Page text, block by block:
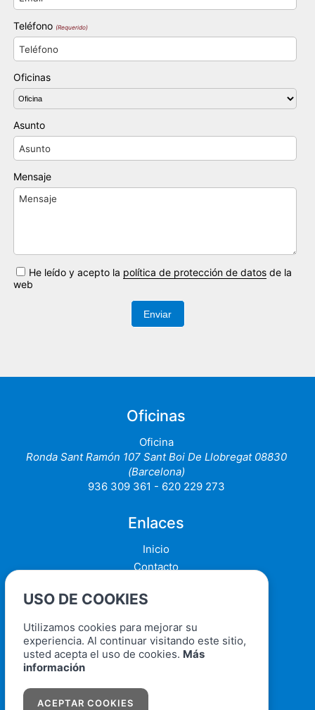
Teléfono (Requerido)
Oficinas
Asunto
Mensaje
He leído y acepto la política de protección de datosde la
web
Enviar
Políticas
Aviso legal
Política de protección de datos
Enlaces
Inicio
Contacto
Quiero vender
Oficinas
Oficina
Ronda Sant Ramón 107 Sant Boi De Llobregat 08830
(Barcelona)
936 309 361 - 620 229 273
USO DE COOKIES
Utilizamos cookies para mejorar su
experiencia. Al continuar visitando este sitio,
usted acepta el uso de cookies. Más
información
ACEPTAR COOKIES